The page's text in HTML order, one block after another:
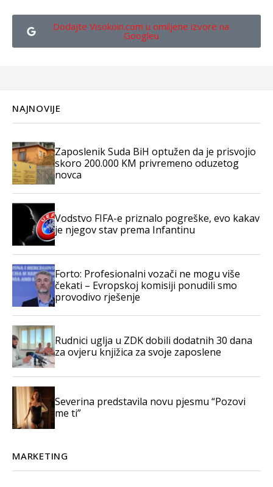
Dodajte Visokoin.com u omiljene izvore na
Googleu
NAJNOVIJE
Zaposlenik Suda BiH optužen da je prisvojio
skoro 200.000 KM privremeno oduzetog
novca
Vodstvo FIFA-e priznalo pogreške, evo kakav
je njegov stav prema Infantinu
Forto: Profesionalni vozači ne mogu više
čekati – Evropskoj komisiji ponudili smo
provodivo rješenje
Rudnici uglja u ZDK dobili dodatnih 30 dana
za ovjeru knjižica za svoje zaposlene
Severina predstavila novu pjesmu “Pozovi
me ti”
MARKETING